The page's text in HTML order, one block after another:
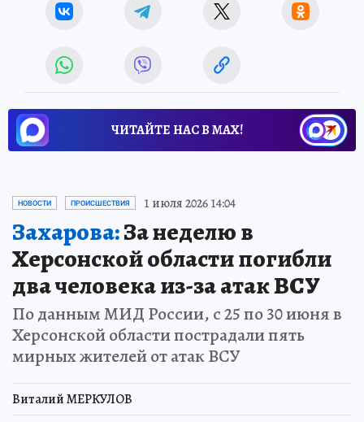
ЧИТАЙТЕ НАС В МАХ!
НОВОСТИ ПРОИСШЕСТВИЯ 1 июля 2026 14:04
Захарова:За неделю в
Херсонской области погибли
два человека из-за атак ВСУ
По данным МИД России, с 25 по 30 июня в
Херсонской области пострадали пять
мирных жителей от атак ВСУ
Виталий МЕРКУЛОВ